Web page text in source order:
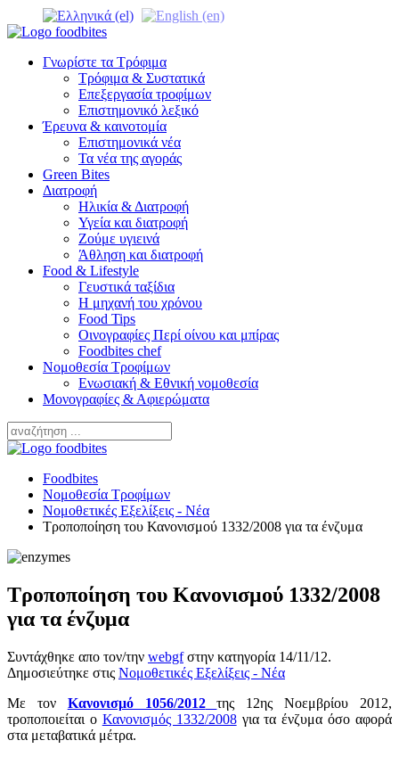
Γνωρίστε τα Τρόφιμα
Τρόφιμα & Συστατικά
Επεξεργασία τροφίμων
Επιστημονικό λεξικό
Έρευνα & καινοτομία
Επιστημονικά νέα
Τα νέα της αγοράς
Green Bites
Διατροφή
Ηλικία & Διατροφή
Υγεία και διατροφή
Ζούμε υγιεινά
Άθληση και διατροφή
Food & Lifestyle
Γευστικά ταξίδια
Η μηχανή του χρόνου
Food Tips
Οινογραφίες Περί οίνου και μπίρας
Foodbites chef
Νομοθεσία Τροφίμων
Ενωσιακή & Εθνική νομοθεσία
Μονογραφίες & Αφιερώματα
Foodbites
Νομοθεσία Τροφίμων
Νομοθετικές Εξελίξεις - Νέα
Τροποποίηση του Κανονισμού 1332/2008 για τα ένζυμα
Τροποποίηση του Κανονισμού 1332/2008
για τα ένζυμα
Συντάχθηκε απο τον/την webgfστην κατηγορία 14/11/12.
Δημοσιεύτηκε στις Νομοθετικές Εξελίξεις - Νέα
Με τον Κανονισμό 1056/2012
της 12ης Νοεμβρίου 2012,
τροποποιείται ο Κανονισμός 1332/2008για τα ένζυμα όσο αφορά
στα μεταβατικά μέτρα.